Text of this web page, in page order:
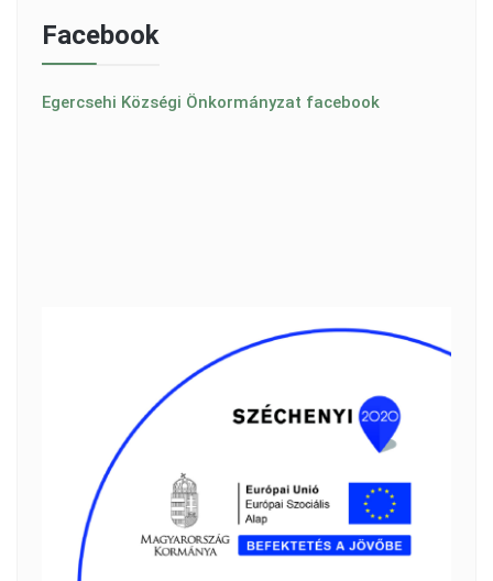
Facebook
Egercsehi Községi Önkormányzat facebook